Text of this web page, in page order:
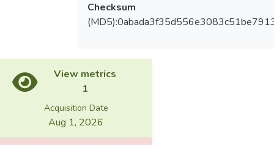
Checksum
View metrics
1
Acquisition Date
Aug 1, 2026